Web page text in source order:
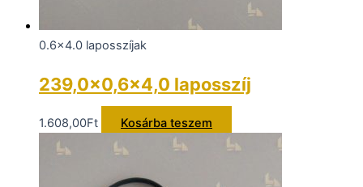
0.6x4.0 laposszíjak
239,0×0,6×4,0 laposszíj
1.608,00Ft Kosárba teszem